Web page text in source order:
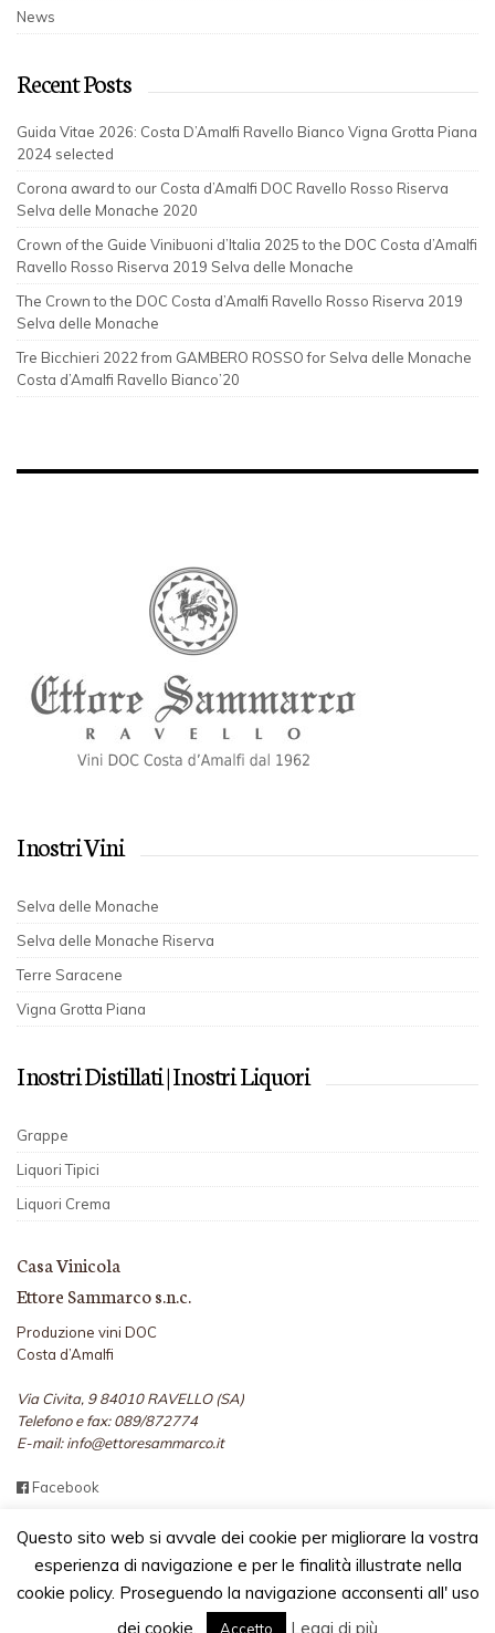
News
Recent Posts
Guida Vitae 2026: Costa D’Amalfi Ravello Bianco Vigna Grotta Piana
2024 selected
Corona award to our Costa d’Amalfi DOC Ravello Rosso Riserva
Selva delle Monache 2020
Crown of the Guide Vinibuoni d’Italia 2025 to the DOC Costa d’Amalfi
Ravello Rosso Riserva 2019 Selva delle Monache
The Crown to the DOC Costa d’Amalfi Ravello Rosso Riserva 2019
Selva delle Monache
Tre Bicchieri 2022 from GAMBERO ROSSO for Selva delle Monache
Costa d’Amalfi Ravello Bianco’20
I nostri Vini
Selva delle Monache
Selva delle Monache Riserva
Terre Saracene
Vigna Grotta Piana
I nostri Distillati | I nostri Liquori
Grappe
Liquori Tipici
Liquori Crema
Casa Vinicola
Ettore Sammarco s.n.c.
Produzione vini DOC
Costa d’Amalfi
Via Civita, 9 84010 RAVELLO (SA)
Telefono e fax: 089/872774
E-mail: info@ettoresammarco.it
Facebook
2026 TUTTI I DIRITTI RISERVATI - CASA VINICOLA ETTORE
SAMMARCO S.N.C. - P.I. 02911120653 -
PRIVACY E COOKIE POLICY
Questo sito web si avvale dei cookie per migliorare la vostra
esperienza di navigazione e per le finalità illustrate nella
cookie policy. Proseguendo la navigazione acconsenti all' uso
dei cookie.
Accetto Leggi di più